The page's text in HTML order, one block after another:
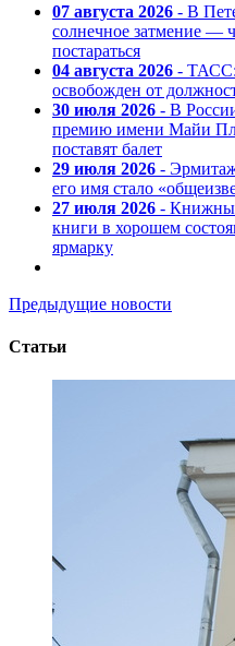
07 августа 2026 - В
солнечное затмение —
постараться
04 августа 2026 - ТАСС:
освобожден от
30 июля 2026 - В
премию имени Майи
поставят балет
29 июля 2026 -
его имя стало
27 июля 2026 -
книги в хорошем
ярмарку
Предыдущие новости
Статьи